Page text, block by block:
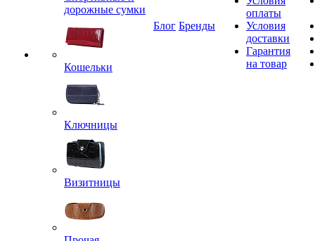
дорожные сумки
Кошельки
Ключницы
Визитницы
Блог Бренды
оплаты
Условия
доставки
Гарантия
на товар